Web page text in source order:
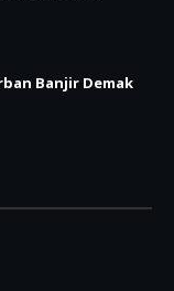
Banjir Demak